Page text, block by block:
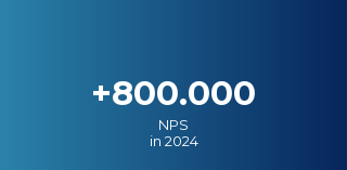
+800.000
NPS
in 2024